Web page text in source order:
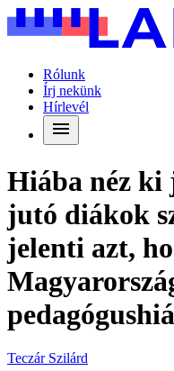
Rólunk
Írj nekünk
Hírlevél
Hiába néz ki
jutó diákok
jelenti azt,
Teczár Szilárd